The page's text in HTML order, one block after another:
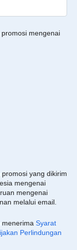
mengenai
yang dikirim
mengenai
mengenai
melalui email.
Syarat
Perlindungan